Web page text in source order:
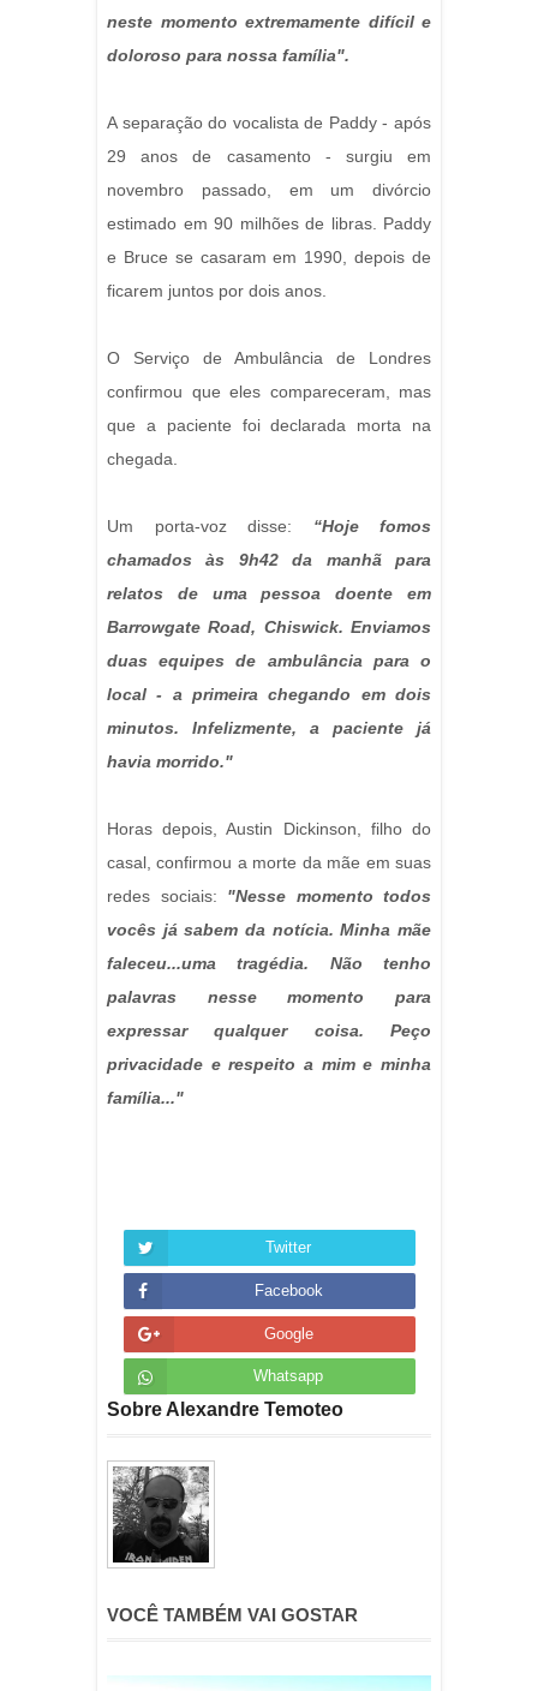
neste momento extremamente difícil e
doloroso para nossa família".
A separação do vocalista de Paddy - após
29 anos de casamento - surgiu em
novembro passado, em um divórcio
estimado em 90 milhões de libras. Paddy
e Bruce se casaram em 1990, depois de
ficarem juntos por dois anos.
O Serviço de Ambulância de Londres
confirmou que eles compareceram, mas
que a paciente foi declarada morta na
chegada.
Um porta-voz disse: “Hoje fomos
chamados às 9h42 da manhã para
relatos de uma pessoa doente em
Barrowgate Road, Chiswick. Enviamos
duas equipes de ambulância para o
local - a primeira chegando em dois
minutos. Infelizmente, a paciente já
havia morrido."
Horas depois, Austin Dickinson, filho do
casal, confirmou a morte da mãe em suas
redes sociais: "Nesse momento todos
vocês já sabem da notícia. Minha mãe
faleceu...uma tragédia. Não tenho
palavras nesse momento para
expressar qualquer coisa. Peço
privacidade e respeito a mim e minha
família..."
Twitter
Facebook
Google
Whatsapp
Sobre Alexandre Temoteo
VOCÊ TAMBÉM VAI GOSTAR